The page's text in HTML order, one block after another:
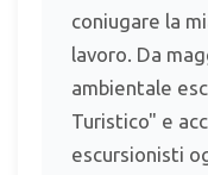
coniugare la
lavoro. Da
ambientale
Turistico" e
escursionisti